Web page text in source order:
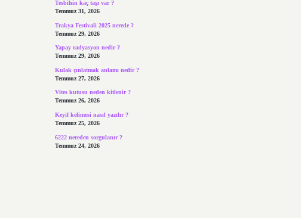
Tesbihin kaç taşı var ?
Temmuz 31, 2026
Trakya Festivali 2025 nerede ?
Temmuz 29, 2026
Yapay radyasyon nedir ?
Temmuz 29, 2026
Kulak çınlatmak anlamı nedir ?
Temmuz 27, 2026
Vites kutusu neden kitlenir ?
Temmuz 26, 2026
Keyif kelimesi nasıl yazılır ?
Temmuz 25, 2026
6222 nereden sorgulanır ?
Temmuz 24, 2026